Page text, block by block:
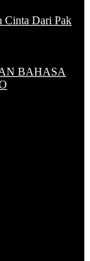
Cinta Dari Pak
BAHASA